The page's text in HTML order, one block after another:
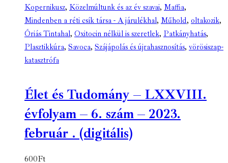
Kopernikusz, Közelmúltunk és az év szavai, Maffia,
Mindenben a réti csík társa - A járulékhal, Műhold, oltakozik,
Óriás Tintahal, Oxitocin nélkül is szeretlek, Patkányhatás,
Plasztikkúra, Savoca, Szájápolás és újrahasznosítás, vörösiszap-
katasztrófa
Élet és Tudomány – LXXVIII.
évfolyam – 6. szám – 2023.
február . (digitális)
600Ft